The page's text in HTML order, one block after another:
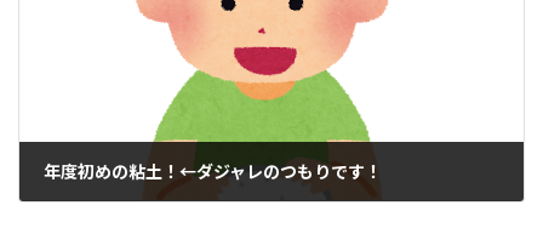
年度初めの粘土！←ダジャレのつもりです！